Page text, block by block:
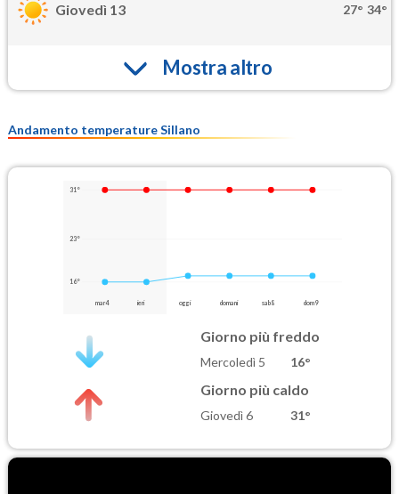
Giovedì 13 27° 34°
Mostra altro
Andamento temperature Sillano
31°
23°
16°
mar 4 ieri oggi domani sab 8 dom 9
Giorno più freddo
Mercoledì 5 16°
Giorno più caldo
Giovedì 6 31°